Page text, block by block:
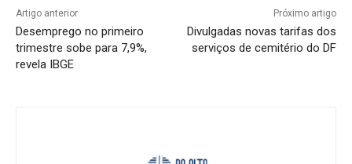
Artigo anterior
Desemprego no primeiro
trimestre sobe para 7,9%,
revela IBGE
Próximo artigo
Divulgadas novas tarifas dos
serviços de cemitério do DF